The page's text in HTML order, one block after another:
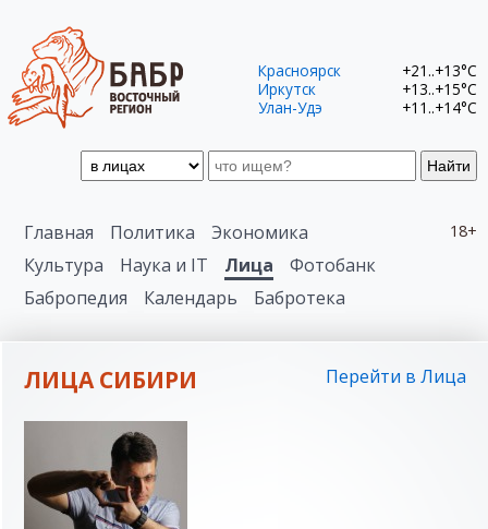
Найти
Красноярск
+21..+13°C
Иркутск
+13..+15°C
Улан-Удэ
+11..+14°C
18+
Главная Политика
Экономика
Культура
Наука и IT Лица
Фотобанк
Бабропедия
Календарь Бабротека
ЛИЦА СИБИРИ Перейти в Лица